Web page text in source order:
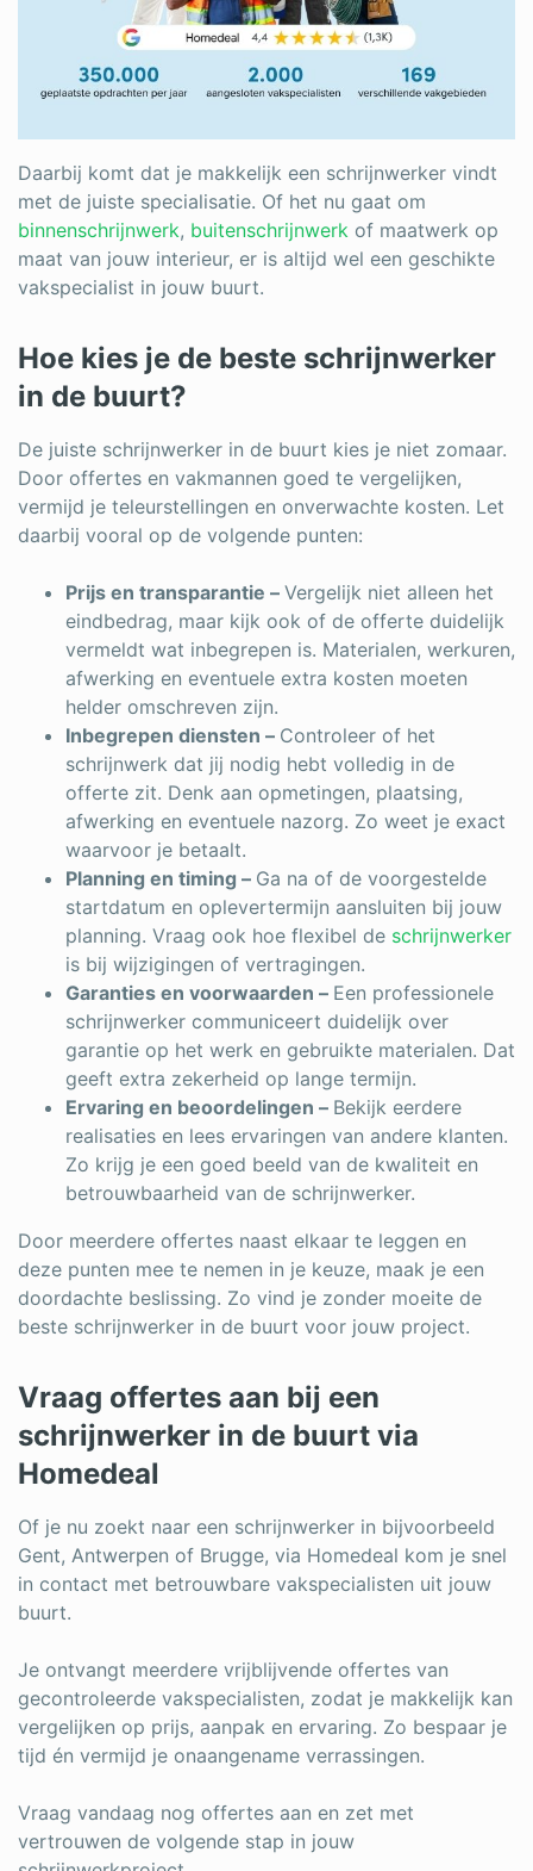
Daarbij komt dat je makkelijk een schrijnwerker vindt
met de juiste specialisatie. Of het nu gaat om
binnenschrijnwerk, buitenschrijnwerk of maatwerk op
maat van jouw interieur, er is altijd wel een geschikte
vakspecialist in jouw buurt.
Hoe kies je de beste schrijnwerker
in de buurt?
De juiste schrijnwerker in de buurt kies je niet zomaar.
Door offertes en vakmannen goed te vergelijken,
vermijd je teleurstellingen en onverwachte kosten. Let
daarbij vooral op de volgende punten:
Prijs en transparantie – Vergelijk niet alleen het
eindbedrag, maar kijk ook of de offerte duidelijk
vermeldt wat inbegrepen is. Materialen, werkuren,
afwerking en eventuele extra kosten moeten
helder omschreven zijn.
Inbegrepen diensten – Controleer of het
schrijnwerk dat jij nodig hebt volledig in de
offerte zit. Denk aan opmetingen, plaatsing,
afwerking en eventuele nazorg. Zo weet je exact
waarvoor je betaalt.
Planning en timing – Ga na of de voorgestelde
startdatum en oplevertermijn aansluiten bij jouw
planning. Vraag ook hoe flexibel de schrijnwerker
is bij wijzigingen of vertragingen.
Garanties en voorwaarden – Een professionele
schrijnwerker communiceert duidelijk over
garantie op het werk en gebruikte materialen. Dat
geeft extra zekerheid op lange termijn.
Ervaring en beoordelingen – Bekijk eerdere
realisaties en lees ervaringen van andere klanten.
Zo krijg je een goed beeld van de kwaliteit en
betrouwbaarheid van de schrijnwerker.
Door meerdere offertes naast elkaar te leggen en
deze punten mee te nemen in je keuze, maak je een
doordachte beslissing. Zo vind je zonder moeite de
beste schrijnwerker in de buurt voor jouw project.
Vraag offertes aan bij een
schrijnwerker in de buurt via
Homedeal
Of je nu zoekt naar een schrijnwerker in bijvoorbeeld
Gent, Antwerpen of Brugge, via Homedeal kom je snel
in contact met betrouwbare vakspecialisten uit jouw
buurt.
Je ontvangt meerdere vrijblijvende offertes van
gecontroleerde vakspecialisten, zodat je makkelijk kan
vergelijken op prijs, aanpak en ervaring. Zo bespaar je
tijd én vermijd je onaangename verrassingen.
Vraag vandaag nog offertes aan en zet met
vertrouwen de volgende stap in jouw